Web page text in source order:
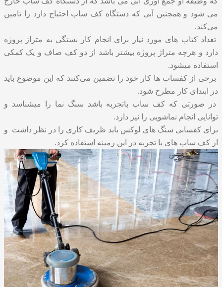
می شود و همچنین آبی که دستگاه کف ساب احتیاج دارد را تامین
می‌کند.
تعداد کتاب های مورد نیاز برای انجام کار بستگی به متراژ پروژه
دارد و هرچه متراژ پروژه بیشتر باشد از دو کف صاف و یک کمکی
استفاده میشود.
برخی از کفساب ها کار خود را تضمین می‌کنند که این موضوع باید
در ابتدای کار مطرح شود.
در صورتی که کف ساب باتجربه باشد سنگ نما را میشناسد و
توانایی انجام نماشویی را نیز دارد.
برای کفسابی سنگ های لوکس باید ظریف کاری را در نظر داشت و
از کف ساب های با تجربه در این زمینه استفاده کرد.